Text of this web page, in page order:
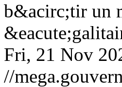
b&acirc;tir un
Fri, 21 Nov
//